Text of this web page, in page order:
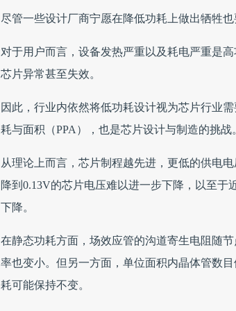
尽管一些设计厂商宁愿在降低功耗上做出牺牲
对于用户而言，设备发热严重以及耗电严重是
芯片异常甚至失效。
因此，行业内依然将低功耗设计视为芯片行业
耗与面积（PPA），也是芯片设计与制造的挑战
从理论上而言，芯片制程越先进，更低的供电
降到0.13V的芯片电压难以进一步下降，以至
下降。
在静态功耗方面，场效应管的沟道寄生电阻随
率也变小。但另一方面，单位面积内晶体管数
耗可能保持不变。